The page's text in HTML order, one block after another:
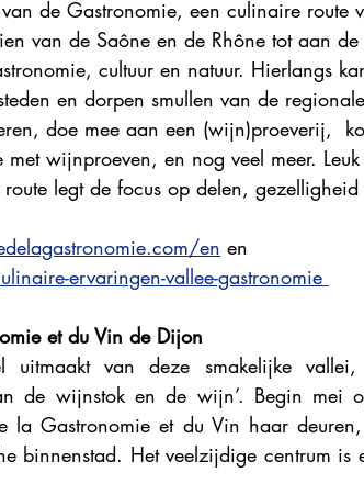
de Gastronomie, een culinaire route
van de Saône en de Rhône tot aan
cultuur en natuur. Hierlangs
en dorpen smullen van de
doe mee aan een (wijn)proeverij,
wijnproeven, en nog veel meer.
legt de focus op delen, gezelligheid
en en
ervaringen-vallee-gastronomie
et du Vin de Dijon
uitmaakt van deze smakelijke
de wijnstok en de wijn’. Begin mei
la Gastronomie et du Vin haar
binnenstad. Het veelzijdige centrum is